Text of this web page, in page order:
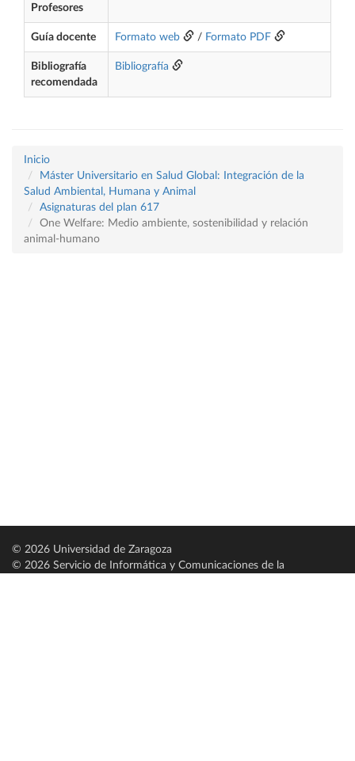
Profesores
Guía docente Formato web / Formato PDF
Bibliografía
recomendada
Bibliografía
Inicio
Máster Universitario en Salud Global: Integración de la
Salud Ambiental, Humana y Animal
Asignaturas del plan 617
One Welfare: Medio ambiente, sostenibilidad y relación
animal-humano
© 2026 Universidad de Zaragoza
© 2026 Servicio de Informática y Comunicaciones de la